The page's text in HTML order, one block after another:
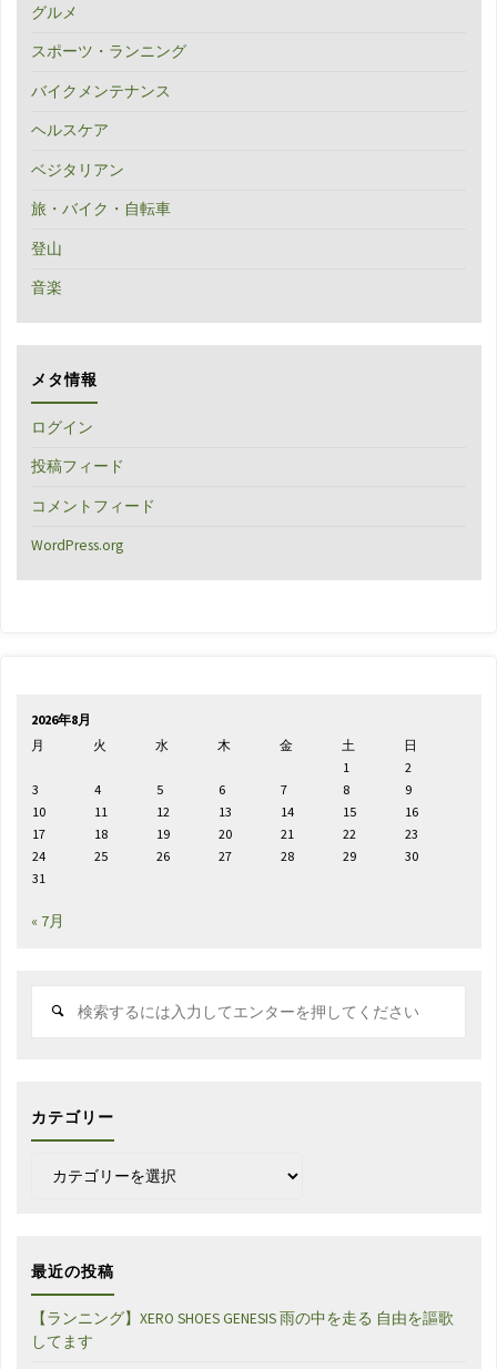
グルメ
スポーツ・ランニング
バイクメンテナンス
ヘルスケア
ベジタリアン
旅・バイク・自転車
登山
音楽
メタ情報
ログイン
投稿フィード
コメントフィード
WordPress.org
2026年8月
月
火 水 木 金 土
日
1
2
3
4 5 6 7 8
9
10
11 12 13 14 15
16
17
18 19 20 21 22
23
24
25 26 27 28 29
30
31
« 7月
カテゴリー
最近の投稿
【ランニング】XERO SHOES GENESIS 雨の中を走る 自由を謳歌
してます